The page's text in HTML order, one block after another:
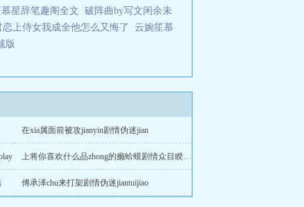
星辞笔趣阁全文 破阵曲by写文闲余未
上侍女我成全他怎么又悔了
云婉笙慕
版
在xia属面前被攻jianyin剧情伪迷jian
上将你喜欢什么品zhong的癞蛤蟆剧情众目睽睽xiadaojujianyin
傅承泽chu来打架剧情伪迷jiantuijiao